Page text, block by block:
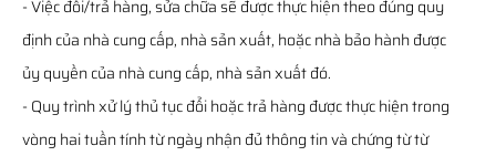
- Việc đổi/trả hàng, sửa chữa sẽ được thực hiện theo đúng quy
định của nhà cung cấp, nhà sản xuất, hoặc nhà bảo hành được
ủy quyền của nhà cung cấp, nhà sản xuất đó.
- Quy trình xử lý thủ tục đổi hoặc trả hàng được thực hiện trong
vòng hai tuần tính từ ngày nhận đủ thông tin và chứng từ từ